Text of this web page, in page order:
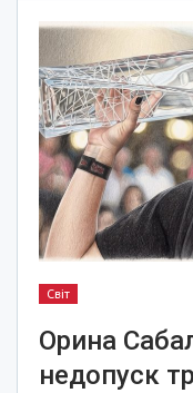
Світ
Орина
недопуск